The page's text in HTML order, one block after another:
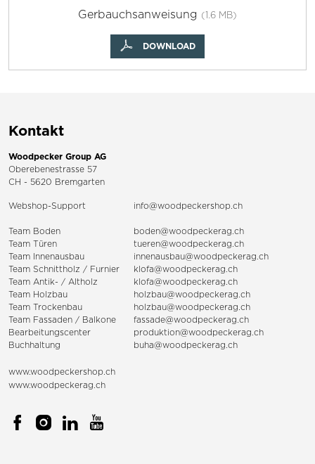
Gerbauchsanweisung (1.6 MB)
DOWNLOAD
Kontakt
Woodpecker Group AG
Oberebenestrasse 57
CH - 5620 Bremgarten
Webshop-Support info@woodpeckershop.ch
Team Boden
boden@woodpeckerag.ch
Team Türen
tueren@woodpeckerag.ch
Team Innenausbau
innenausbau@woodpeckerag.ch
Team Schnittholz / Furnier
klofa@woodpeckerag.ch
Team Antik- / Altholz
klofa@woodpeckerag.ch
Team Holzbau
holzbau@woodpeckerag.ch
Team Trockenbau
holzbau@woodpeckerag.ch
Team Fassaden / Balkone
fassade@woodpeckerag.ch
Bearbeitungscenter
produktion@woodpeckerag.ch
Buchhaltung
buha@woodpeckerag.ch
www.woodpeckershop.ch
www.woodpeckerag.ch